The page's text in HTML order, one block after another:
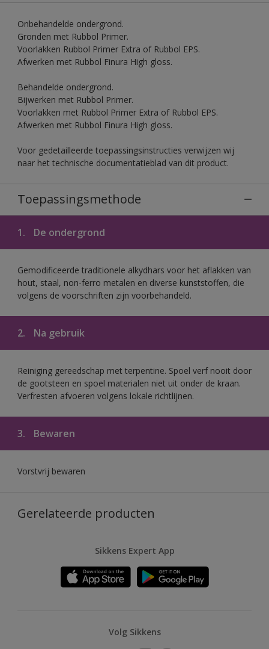
Onbehandelde ondergrond.
Gronden met Rubbol Primer.
Voorlakken Rubbol Primer Extra of Rubbol EPS.
Afwerken met Rubbol Finura High gloss.
Behandelde ondergrond.
Bijwerken met Rubbol Primer.
Voorlakken met Rubbol Primer Extra of Rubbol EPS.
Afwerken met Rubbol Finura High gloss.
Voor gedetailleerde toepassingsinstructies verwijzen wij
naar het technische documentatieblad van dit product.
Toepassingsmethode
1. De ondergrond
Gemodificeerde traditionele alkydhars voor het aflakken van
hout, staal, non-ferro metalen en diverse kunststoffen, die
volgens de voorschriften zijn voorbehandeld.
2. Na gebruik
Reiniging gereedschap met terpentine. Spoel verf nooit door
de gootsteen en spoel materialen niet uit onder de kraan.
Verfresten afvoeren volgens lokale richtlijnen.
3. Bewaren
Vorstvrij bewaren
Gerelateerde producten
Sikkens Expert App
Volg Sikkens